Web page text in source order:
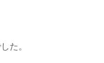
た。